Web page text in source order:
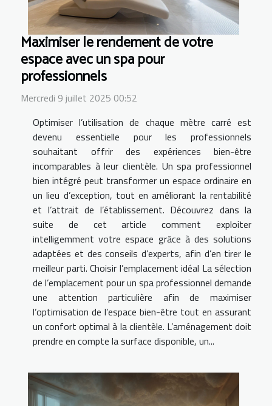
Maximiser le rendement de votre
espace avec un spa pour
professionnels
Mercredi 9 juillet 2025 00:52
Optimiser l’utilisation de chaque mètre carré est
devenu essentielle pour les professionnels
souhaitant offrir des expériences bien-être
incomparables à leur clientèle. Un spa professionnel
bien intégré peut transformer un espace ordinaire en
un lieu d’exception, tout en améliorant la rentabilité
et l’attrait de l’établissement. Découvrez dans la
suite de cet article comment exploiter
intelligemment votre espace grâce à des solutions
adaptées et des conseils d’experts, afin d’en tirer le
meilleur parti. Choisir l’emplacement idéal La sélection
de l’emplacement pour un spa professionnel demande
une attention particulière afin de maximiser
l’optimisation de l’espace bien-être tout en assurant
un confort optimal à la clientèle. L’aménagement doit
prendre en compte la surface disponible, un...